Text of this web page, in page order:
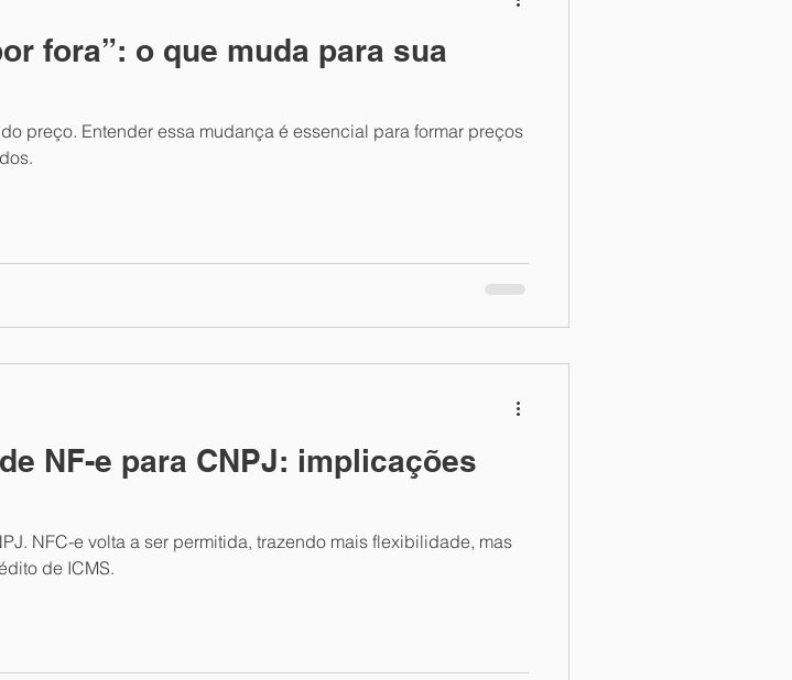
fora”: o que muda para sua
preço. Entender essa mudança é essencial para formar preços
NF-e para CNPJ: implicações
NFC-e volta a ser permitida, trazendo mais flexibilidade, mas
de ICMS.